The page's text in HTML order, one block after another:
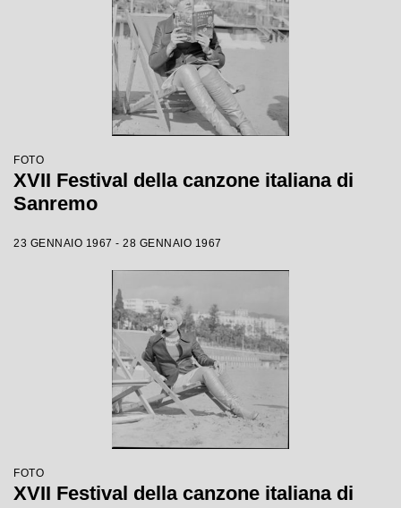
FOTO
XVII Festival della canzone italiana di
Sanremo
23 GENNAIO 1967 - 28 GENNAIO 1967
FOTO
XVII Festival della canzone italiana di